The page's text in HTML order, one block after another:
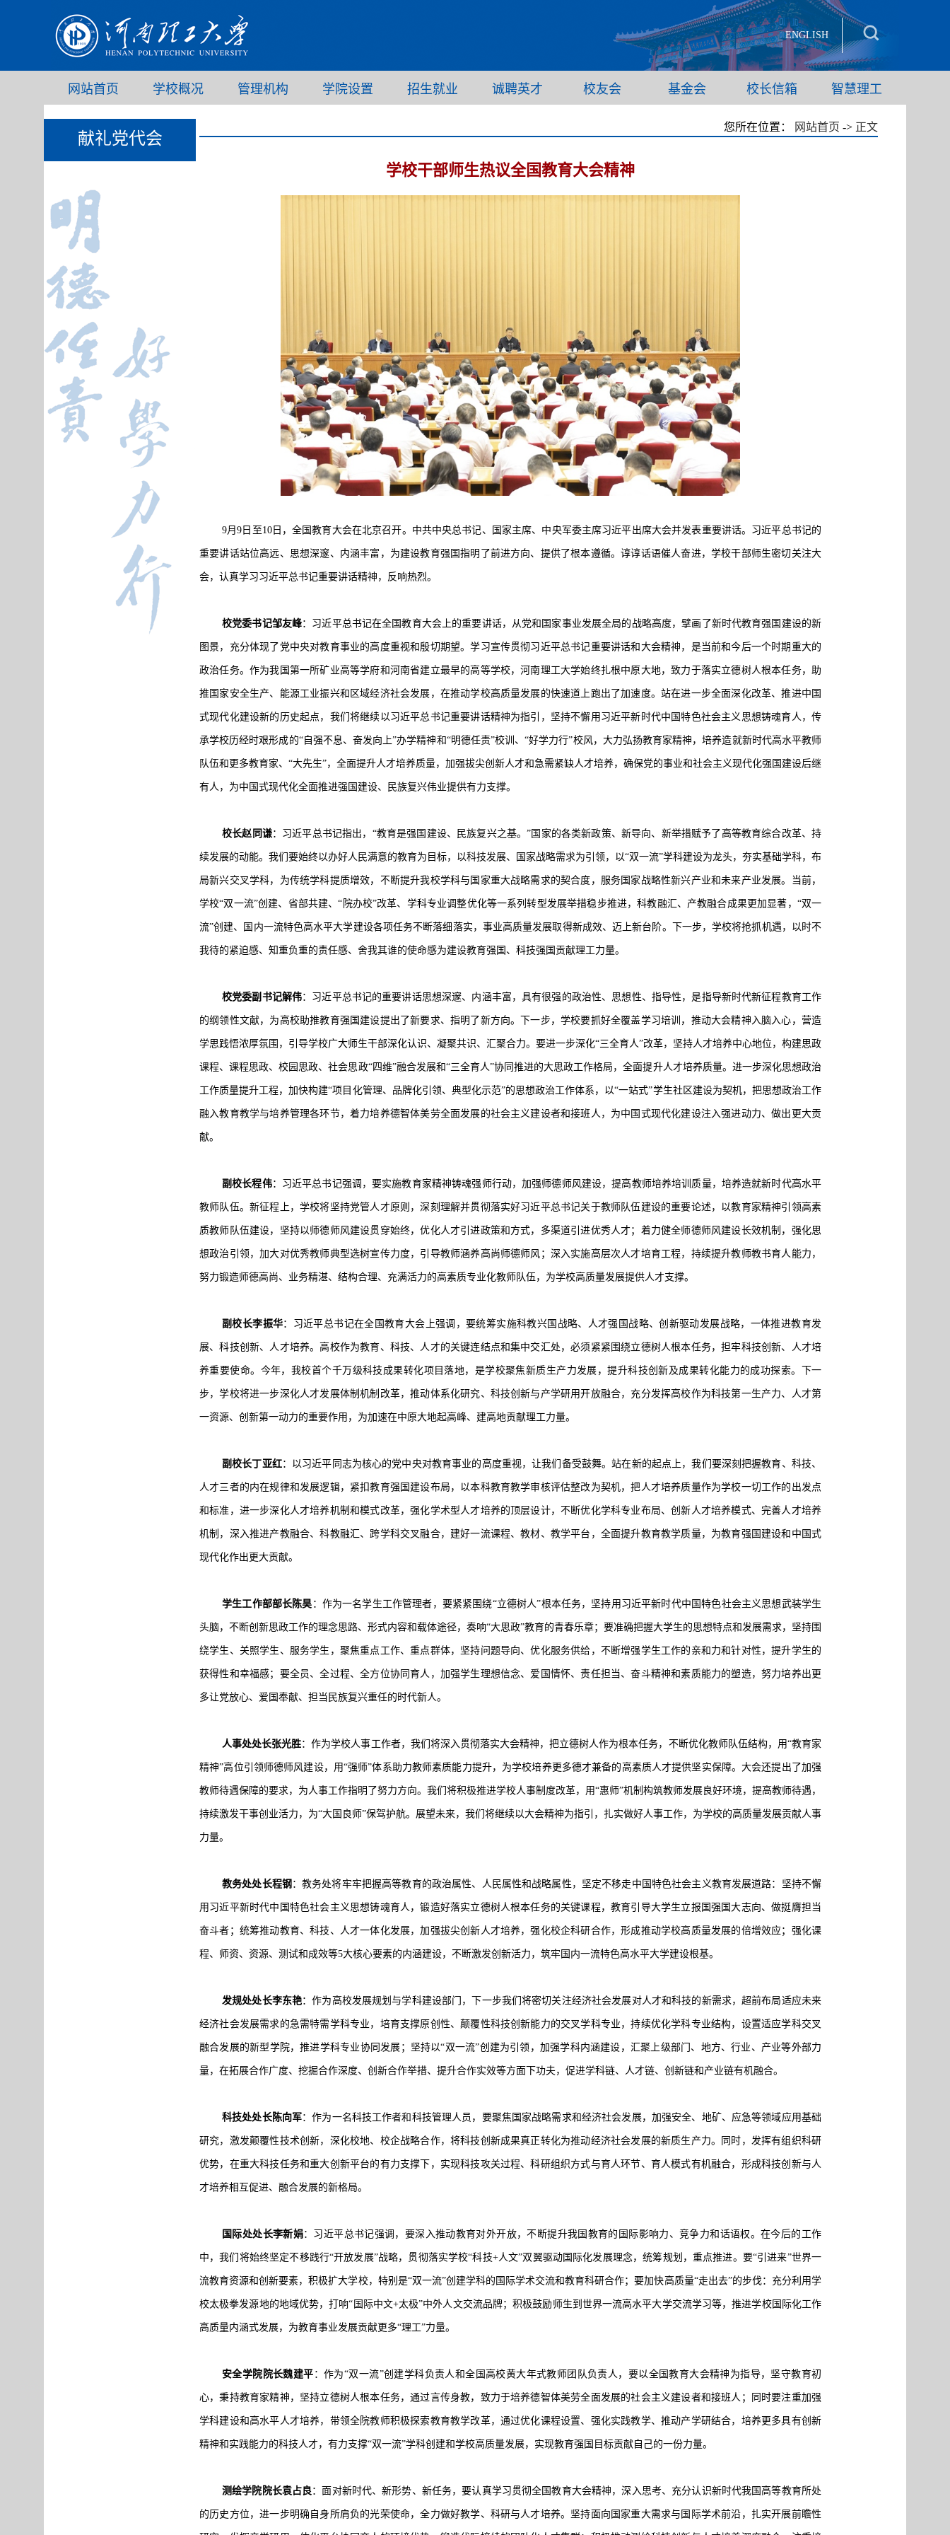
ENGLISH
网站首页 学校概况 管理机构 学院设置 招生就业 诚聘英才 校友会 基金会 校长信箱 智慧理工
献礼党代会
您所在位置： 网站首页 -> 正文
学校干部师生热议全国教育大会精神
9月9日至10日，全国教育大会在北京召开。中共中央总书记、国家主席、中央军委主席习近平出席大会并发表重要讲话。习近平总书记的
重要讲话站位高远、思想深邃、内涵丰富，为建设教育强国指明了前进方向、提供了根本遵循。谆谆话语催人奋进，学校干部师生密切关注大
会，认真学习习近平总书记重要讲话精神，反响热烈。
校党委书记邹友峰：习近平总书记在全国教育大会上的重要讲话，从党和国家事业发展全局的战略高度，擘画了新时代教育强国建设的新
图景，充分体现了党中央对教育事业的高度重视和殷切期望。学习宣传贯彻习近平总书记重要讲话和大会精神，是当前和今后一个时期重大的
政治任务。作为我国第一所矿业高等学府和河南省建立最早的高等学校，河南理工大学始终扎根中原大地，致力于落实立德树人根本任务，助
推国家安全生产、能源工业振兴和区域经济社会发展，在推动学校高质量发展的快速道上跑出了加速度。站在进一步全面深化改革、推进中国
式现代化建设新的历史起点，我们将继续以习近平总书记重要讲话精神为指引，坚持不懈用习近平新时代中国特色社会主义思想铸魂育人，传
承学校历经时艰形成的“自强不息、奋发向上”办学精神和“明德任责”校训、“好学力行”校风，大力弘扬教育家精神，培养造就新时代高水平教师
队伍和更多教育家、“大先生”，全面提升人才培养质量，加强拔尖创新人才和急需紧缺人才培养，确保党的事业和社会主义现代化强国建设后继
有人，为中国式现代化全面推进强国建设、民族复兴伟业提供有力支撑。
校长赵同谦：习近平总书记指出，“教育是强国建设、民族复兴之基。”国家的各类新政策、新导向、新举措赋予了高等教育综合改革、持
续发展的动能。我们要始终以办好人民满意的教育为目标，以科技发展、国家战略需求为引领，以“双一流”学科建设为龙头，夯实基础学科，布
局新兴交叉学科，为传统学科提质增效，不断提升我校学科与国家重大战略需求的契合度，服务国家战略性新兴产业和未来产业发展。当前，
学校“双一流”创建、省部共建、“院办校”改革、学科专业调整优化等一系列转型发展举措稳步推进，科教融汇、产教融合成果更加显著，“双一
流”创建、国内一流特色高水平大学建设各项任务不断落细落实，事业高质量发展取得新成效、迈上新台阶。下一步，学校将抢抓机遇，以时不
我待的紧迫感、知重负重的责任感、舍我其谁的使命感为建设教育强国、科技强国贡献理工力量。
校党委副书记解伟：习近平总书记的重要讲话思想深邃、内涵丰富，具有很强的政治性、思想性、指导性，是指导新时代新征程教育工作
的纲领性文献，为高校助推教育强国建设提出了新要求、指明了新方向。下一步，学校要抓好全覆盖学习培训，推动大会精神入脑入心，营造
学思践悟浓厚氛围，引导学校广大师生干部深化认识、凝聚共识、汇聚合力。要进一步深化“三全育人”改革，坚持人才培养中心地位，构建思政
课程、课程思政、校园思政、社会思政“四维”融合发展和“三全育人”协同推进的大思政工作格局，全面提升人才培养质量。进一步深化思想政治
工作质量提升工程，加快构建“项目化管理、品牌化引领、典型化示范”的思想政治工作体系，以“一站式”学生社区建设为契机，把思想政治工作
融入教育教学与培养管理各环节，着力培养德智体美劳全面发展的社会主义建设者和接班人，为中国式现代化建设注入强进动力、做出更大贡
献。
副校长程伟：习近平总书记强调，要实施教育家精神铸魂强师行动，加强师德师风建设，提高教师培养培训质量，培养造就新时代高水平
教师队伍。新征程上，学校将坚持党管人才原则，深刻理解并贯彻落实好习近平总书记关于教师队伍建设的重要论述，以教育家精神引领高素
质教师队伍建设，坚持以师德师风建设贯穿始终，优化人才引进政策和方式，多渠道引进优秀人才；着力健全师德师风建设长效机制，强化思
想政治引领，加大对优秀教师典型选树宣传力度，引导教师涵养高尚师德师风；深入实施高层次人才培育工程，持续提升教师教书育人能力，
努力锻造师德高尚、业务精湛、结构合理、充满活力的高素质专业化教师队伍，为学校高质量发展提供人才支撑。
副校长李振华：习近平总书记在全国教育大会上强调，要统筹实施科教兴国战略、人才强国战略、创新驱动发展战略，一体推进教育发
展、科技创新、人才培养。高校作为教育、科技、人才的关键连结点和集中交汇处，必须紧紧围绕立德树人根本任务，担牢科技创新、人才培
养重要使命。今年，我校首个千万级科技成果转化项目落地，是学校聚焦新质生产力发展，提升科技创新及成果转化能力的成功探索。下一
步，学校将进一步深化人才发展体制机制改革，推动体系化研究、科技创新与产学研用开放融合，充分发挥高校作为科技第一生产力、人才第
一资源、创新第一动力的重要作用，为加速在中原大地起高峰、建高地贡献理工力量。
副校长丁亚红：以习近平同志为核心的党中央对教育事业的高度重视，让我们备受鼓舞。站在新的起点上，我们要深刻把握教育、科技、
人才三者的内在规律和发展逻辑，紧扣教育强国建设布局，以本科教育教学审核评估整改为契机，把人才培养质量作为学校一切工作的出发点
和标准，进一步深化人才培养机制和模式改革，强化学术型人才培养的顶层设计，不断优化学科专业布局、创新人才培养模式、完善人才培养
机制，深入推进产教融合、科教融汇、跨学科交叉融合，建好一流课程、教材、教学平台，全面提升教育教学质量，为教育强国建设和中国式
现代化作出更大贡献。
学生工作部部长陈昊 ：作为一名学生工作管理者，要紧紧围绕“立德树人”根本任务，坚持用习近平新时代中国特色社会主义思想武装学生
头脑，不断创新思政工作的理念思路、形式内容和载体途径，奏响“大思政”教育的青春乐章；要准确把握大学生的思想特点和发展需求，坚持围
绕学生、关照学生、服务学生，聚焦重点工作、重点群体，坚持问题导向、优化服务供给，不断增强学生工作的亲和力和针对性，提升学生的
获得性和幸福感；要全员、全过程、全方位协同育人，加强学生理想信念、爱国情怀、责任担当、奋斗精神和素质能力的塑造，努力培养出更
多让党放心、爱国奉献、担当民族复兴重任的时代新人。
人事处处长张光胜：作为学校人事工作者，我们将深入贯彻落实大会精神，把立德树人作为根本任务，不断优化教师队伍结构，用“教育家
精神”高位引领师德师风建设，用“强师”体系助力教师素质能力提升，为学校培养更多德才兼备的高素质人才提供坚实保障。大会还提出了加强
教师待遇保障的要求，为人事工作指明了努力方向。我们将积极推进学校人事制度改革，用“惠师”机制构筑教师发展良好环境，提高教师待遇，
持续激发干事创业活力，为“大国良师”保驾护航。展望未来，我们将继续以大会精神为指引，扎实做好人事工作，为学校的高质量发展贡献人事
力量。
教务处处长程钢 ：教务处将牢牢把握高等教育的政治属性、人民属性和战略属性，坚定不移走中国特色社会主义教育发展道路：坚持不懈
用习近平新时代中国特色社会主义思想铸魂育人，锻造好落实立德树人根本任务的关键课程，教育引导大学生立报国强国大志向、做挺膺担当
奋斗者；统筹推动教育、科技、人才一体化发展，加强拔尖创新人才培养，强化校企科研合作，形成推动学校高质量发展的倍增效应；强化课
程、师资、资源、测试和成效等5大核心要素的内涵建设，不断激发创新活力，筑牢国内一流特色高水平大学建设根基。
发规处处长李东艳：作为高校发展规划与学科建设部门，下一步我们将密切关注经济社会发展对人才和科技的新需求，超前布局适应未来
经济社会发展需求的急需特需学科专业，培育支撑原创性、颠覆性科技创新能力的交叉学科专业，持续优化学科专业结构，设置适应学科交叉
融合发展的新型学院，推进学科专业协同发展；坚持以“双一流”创建为引领，加强学科内涵建设，汇聚上级部门、地方、行业、产业等外部力
量，在拓展合作广度、挖掘合作深度、创新合作举措、提升合作实效等方面下功夫，促进学科链、人才链、创新链和产业链有机融合。
科技处处长陈向军：作为一名科技工作者和科技管理人员，要聚焦国家战略需求和经济社会发展，加强安全、地矿、应急等领域应用基础
研究，激发颠覆性技术创新，深化校地、校企战略合作，将科技创新成果真正转化为推动经济社会发展的新质生产力。同时，发挥有组织科研
优势，在重大科技任务和重大创新平台的有力支撑下，实现科技攻关过程、科研组织方式与育人环节、育人模式有机融合，形成科技创新与人
才培养相互促进、融合发展的新格局。
国际处处长李新娟：习近平总书记强调，要深入推动教育对外开放，不断提升我国教育的国际影响力、竞争力和话语权。在今后的工作
中，我们将始终坚定不移践行“开放发展”战略，贯彻落实学校“科技+人文”双翼驱动国际化发展理念，统筹规划，重点推进。要“引进来”世界一
流教育资源和创新要素，积极扩大学校，特别是“双一流”创建学科的国际学术交流和教育科研合作；要加快高质量“走出去”的步伐：充分利用学
校太极拳发源地的地域优势，打响“国际中文+太极”中外人文交流品牌；积极鼓励师生到世界一流高水平大学交流学习等，推进学校国际化工作
高质量内涵式发展，为教育事业发展贡献更多“理工”力量。
安全学院院长魏建平 ：作为“双一流”创建学科负责人和全国高校黄大年式教师团队负责人，要以全国教育大会精神为指导，坚守教育初
心，秉持教育家精神，坚持立德树人根本任务，通过言传身教，致力于培养德智体美劳全面发展的社会主义建设者和接班人；同时要注重加强
学科建设和高水平人才培养，带领全院教师积极探索教育教学改革，通过优化课程设置、强化实践教学、推动产学研结合，培养更多具有创新
精神和实践能力的科技人才，有力支撑“双一流”学科创建和学校高质量发展，实现教育强国目标贡献自己的一份力量。
测绘学院院长袁占良 ：面对新时代、新形势、新任务，要认真学习贯彻全国教育大会精神，深入思考、充分认识新时代我国高等教育所处
的历史方位，进一步明确自身所肩负的光荣使命，全力做好教学、科研与人才培养。坚持面向国家重大需求与国际学术前沿，扎实开展前瞻性